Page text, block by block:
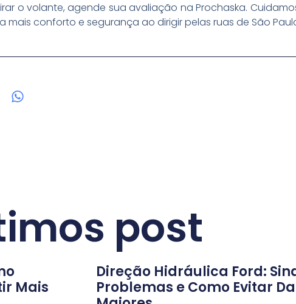
o volante, agende sua avaliação na Prochaska.
conforto e segurança ao dirigir pelas ruas de São
post
Mais
Direção Hidráulica Ford:
Problemas e Como Evitar